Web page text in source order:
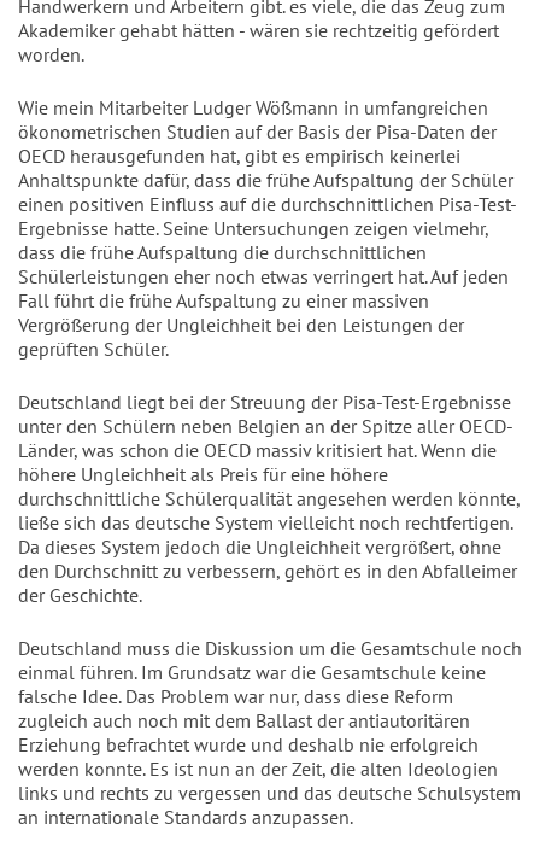
Handwerkern und Arbeitern gibt. es viele, die das Zeug zum
Akademiker gehabt hätten - wären sie rechtzeitig gefördert
worden.
Wie mein Mitarbeiter Ludger Wößmann in umfangreichen
ökonometrischen Studien auf der Basis der Pisa-Daten der
OECD herausgefunden hat, gibt es empirisch keinerlei
Anhaltspunkte dafür, dass die frühe Aufspaltung der Schüler
einen positiven Einfluss auf die durchschnittlichen Pisa-Test-
Ergebnisse hatte. Seine Untersuchungen zeigen vielmehr,
dass die frühe Aufspaltung die durchschnittlichen
Schülerleistungen eher noch etwas verringert hat. Auf jeden
Fall führt die frühe Aufspaltung zu einer massiven
Vergrößerung der Ungleichheit bei den Leistungen der
geprüften Schüler.
Deutschland liegt bei der Streuung der Pisa-Test-Ergebnisse
unter den Schülern neben Belgien an der Spitze aller OECD-
Länder, was schon die OECD massiv kritisiert hat. Wenn die
höhere Ungleichheit als Preis für eine höhere
durchschnittliche Schülerqualität angesehen werden könnte,
ließe sich das deutsche System vielleicht noch rechtfertigen.
Da dieses System jedoch die Ungleichheit vergrößert, ohne
den Durchschnitt zu verbessern, gehört es in den Abfalleimer
der Geschichte.
Deutschland muss die Diskussion um die Gesamtschule noch
einmal führen. Im Grundsatz war die Gesamtschule keine
falsche Idee. Das Problem war nur, dass diese Reform
zugleich auch noch mit dem Ballast der antiautoritären
Erziehung befrachtet wurde und deshalb nie erfolgreich
werden konnte. Es ist nun an der Zeit, die alten Ideologien
links und rechts zu vergessen und das deutsche Schulsystem
an internationale Standards anzupassen.